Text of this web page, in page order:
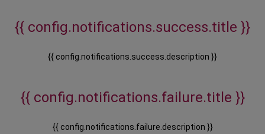
{{ config.notifications.success.title }}
{{ config.notifications.success.description }}
{{ config.notifications.failure.title }}
{{ config.notifications.failure.description }}